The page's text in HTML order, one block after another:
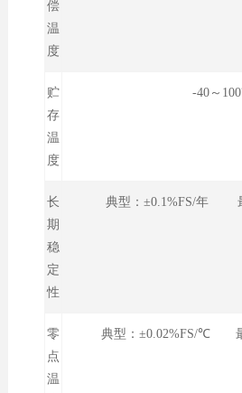
偿
温
度
贮
存
温
度
-40～
长
期
稳
定
性
典型：±0.1%FS/年
零
点
温
典型：±0.02%FS/℃